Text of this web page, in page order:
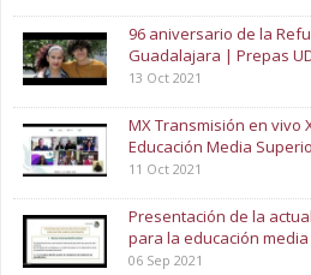
96 aniversario de la
Guadalajara | Prepas
13 Oct 2021
MX Transmisión en vivo
Educación Media
11 Oct 2021
Presentación de la
para la educación
06 Sep 2021